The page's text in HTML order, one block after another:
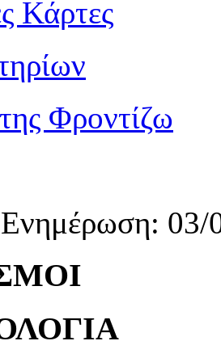
Κάρτες
Φροντίζω
Ενημέρωση: